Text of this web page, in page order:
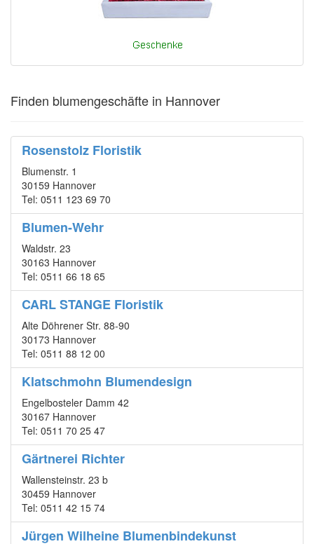
Finden blumengeschäfte in Hannover
Rosenstolz Floristik
Blumenstr. 1
30159 Hannover
Tel: 0511 123 69 70
Blumen-Wehr
Waldstr. 23
30163 Hannover
Tel: 0511 66 18 65
CARL STANGE Floristik
Alte Döhrener Str. 88-90
30173 Hannover
Tel: 0511 88 12 00
Klatschmohn Blumendesign
Engelbosteler Damm 42
30167 Hannover
Tel: 0511 70 25 47
Gärtnerei Richter
Wallensteinstr. 23 b
30459 Hannover
Tel: 0511 42 15 74
Jürgen Wilheine Blumenbindekunst